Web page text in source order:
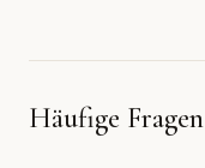
Häufige Fragen